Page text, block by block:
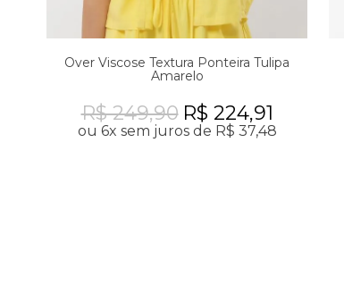
Over Viscose Textura Ponteira Tulipa
Amarelo
R$ 249,90 R$ 224,91
ou 6x sem juros de R$ 37,48